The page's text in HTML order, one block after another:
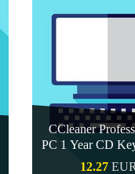
CCleaner
PC 1 Year CD
12.27 EUR